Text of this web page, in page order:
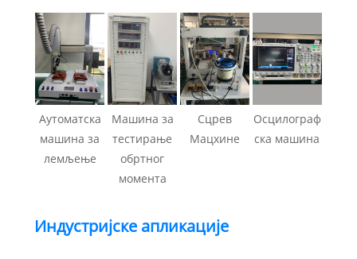
Аутоматска
машина за
лемљење
Машина за
тестирање
обртног
момента
Сцрев
Мацхине
Осцилограф
ска машина
Индустријске апликације